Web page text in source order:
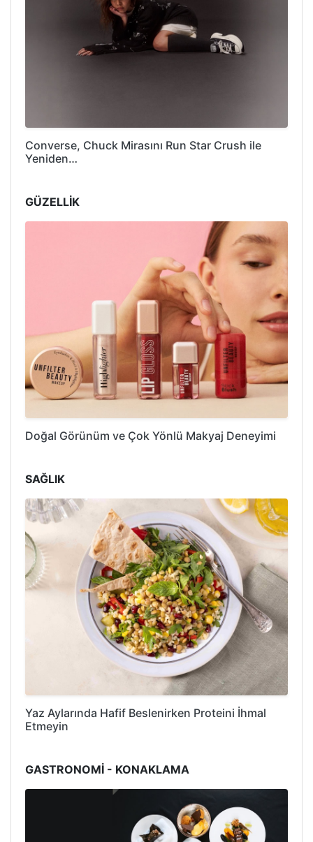
Converse, Chuck Mirasını Run Star Crush ile
Yeniden…
GÜZELLİK
Doğal Görünüm ve Çok Yönlü Makyaj Deneyimi
SAĞLIK
Yaz Aylarında Hafif Beslenirken Proteini İhmal
Etmeyin
GASTRONOMİ - KONAKLAMA